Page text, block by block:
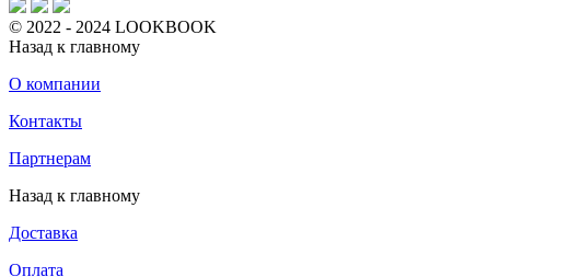
© 2022 - 2024 LOOKBOOK
Назад к главному
О компании
Контакты
Партнерам
Назад к главному
Доставка
Оплата